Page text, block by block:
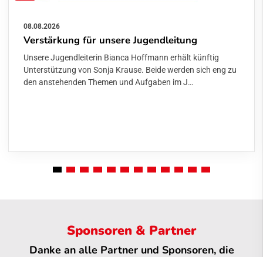
08.08.2026
Verstärkung für unsere Jugendleitung
Unsere Jugendleiterin Bianca Hoffmann erhält künftig
Unterstützung von Sonja Krause. Beide werden sich eng zu
den anstehenden Themen und Aufgaben im J…
Sponsoren & Partner
Danke an alle Partner und Sponsoren, die